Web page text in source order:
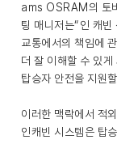
ams OSRAM의 토
팅 매니저는“인 캐
교통에서의 책임에
더 잘 이해할 수 있
탑승자 안전을 지원
이러한 맥락에서 적
인캐빈 시스템은 탑